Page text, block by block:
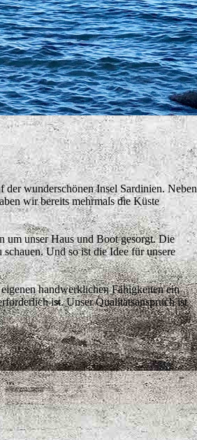
wunderschönen Insel Sardinien. Neben
wir bereits mehrmals die Küste
um unser Haus und Boot gesorgt. Die
Und so ist die Idee für unsere
handwerklichen Fähigkeiten ein
ist. Unser Qualitätsanspruch ist